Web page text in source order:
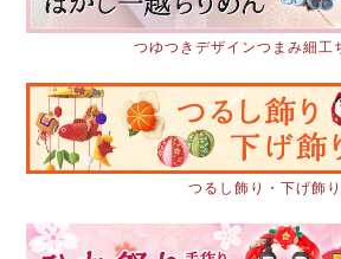
つゆつきデザインつまみ細工
つるし飾り・下げ飾り